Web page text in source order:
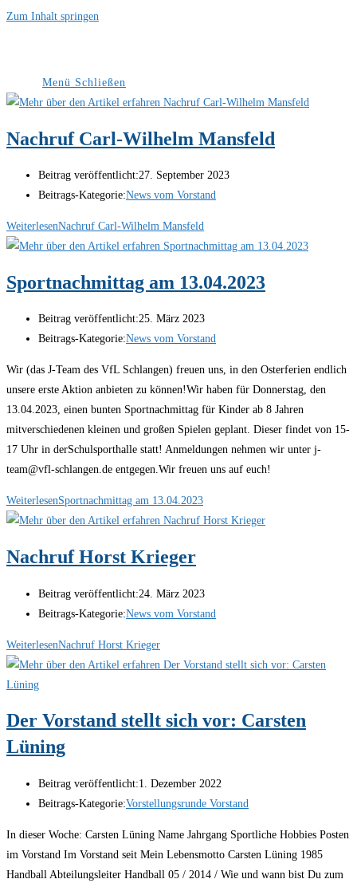
Zum Inhalt springen
Menü Schließen
Nachruf Carl-Wilhelm Mansfeld
Beitrag veröffentlicht:27. September 2023
Beitrags-Kategorie:News vom Vorstand
WeiterlesenNachruf Carl-Wilhelm Mansfeld
Sportnachmittag am 13.04.2023
Beitrag veröffentlicht:25. März 2023
Beitrags-Kategorie:News vom Vorstand
Wir (das J-Team des VfL Schlangen) freuen uns, in den Osterferien endlich
unsere erste Aktion anbieten zu können!Wir haben für Donnerstag, den
13.04.2023, einen bunten Sportnachmittag für Kinder ab 8 Jahren
mitverschiedenen kleinen und großen Spielen geplant. Dieser findet von 15-
17 Uhr in derSchulsporthalle statt! Anmeldungen nehmen wir unter j-
team@vfl-schlangen.de entgegen.Wir freuen uns auf euch!
WeiterlesenSportnachmittag am 13.04.2023
Nachruf Horst Krieger
Beitrag veröffentlicht:24. März 2023
Beitrags-Kategorie:News vom Vorstand
WeiterlesenNachruf Horst Krieger
Der Vorstand stellt sich vor: Carsten
Lüning
Beitrag veröffentlicht:1. Dezember 2022
Beitrags-Kategorie:Vorstellungsrunde Vorstand
In dieser Woche: Carsten Lüning Name Jahrgang Sportliche Hobbies Posten
im Vorstand Im Vorstand seit Mein Lebensmotto Carsten Lüning 1985
Handball Abteilungsleiter Handball 05 / 2014 / Wie und wann bist Du zum